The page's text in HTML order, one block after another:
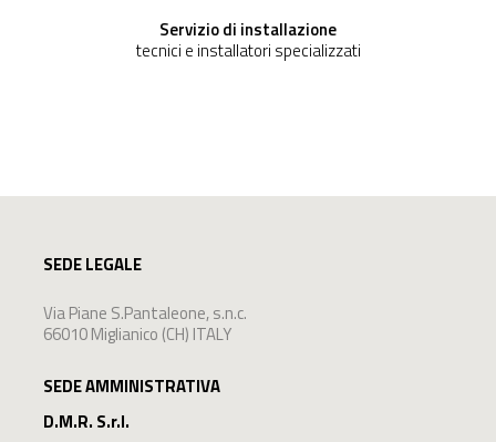
Servizio di installazione
tecnici e installatori specializzati
SEDE LEGALE
Via Piane S.Pantaleone, s.n.c.
66010 Miglianico (CH) ITALY
SEDE AMMINISTRATIVA
D.M.R. S.r.l.